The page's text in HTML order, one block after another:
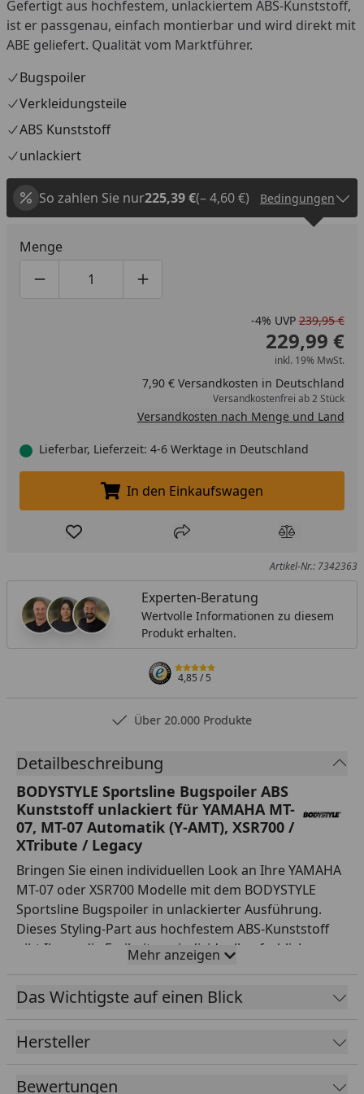
Gefertigt aus hochfestem, unlackiertem ABS-Kunststoff,
ist er passgenau, einfach montierbar und wird direkt mit
ABE geliefert. Qualität vom Marktführer.
Bugspoiler
Verkleidungsteile
ABS Kunststoff
unlackiert
So zahlen Sie nur225,39 €(– 4,60 €) Bedingungen
Menge
Produktmenge um eins verringern
Produktmenge manuell eingeben
Produktmenge um eins erhöhen
-4% UVP 239,95 €
229,99 €
inkl. 19% MwSt.
7,90 € Versandkosten in Deutschland
Versandkostenfrei ab 2 Stück
Versandkosten nach Menge und Land
Lieferbar, Lieferzeit: 4-6 Werktage in Deutschland
In den Einkaufswagen legen
In den Einkaufswagen
Produkt zur Wunschliste hinzufügen
Teilen Produkt
Artikel-Nr.: 7342363
Experten-Beratung
Wertvolle Informationen zu diesem
Produkt erhalten.
4,85/ 5
Über 20.000 Produkte
Detailbeschreibung
BODYSTYLE Sportsline Bugspoiler ABS
Kunststoff unlackiert für YAMAHA MT-
07, MT-07 Automatik (Y-AMT), XSR700 /
XTribute / Legacy
Bringen Sie einen individuellen Look an Ihre YAMAHA
MT-07 oder XSR700 Modelle mit dem BODYSTYLE
Sportsline Bugspoiler in unlackierter Ausführung.
Dieses Styling-Part aus hochfestem ABS-Kunststoff
gibt Ihnen die Freiheit zur individuellen farblichen
Gestaltung und perfektioniert die Optik Ihres Bikes.
BODYSTYLE ist Marktführer in Deutschland für
Styling-Zubehör und garantiert unter dem Dach der
bis ins Detail. Der Bugspoiler ist extrem robust,
splitterfrei und UV-beständig, sodass er den
Belastungen des Alltags mühelos standhält. Dank
Mehr anzeigen
Das Wichtigste auf einen Blick
Hersteller
Bewertungen